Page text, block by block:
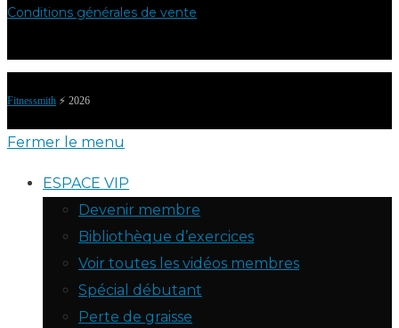
Conditions générales de vente
Fitnessmith ⚡️ 2026
Fermer le menu
ESPACE VIP
Devenir membre
Bibliothèque d’exercices
Voir toutes les vidéos membres
Spécial débutant
Perte de graisse